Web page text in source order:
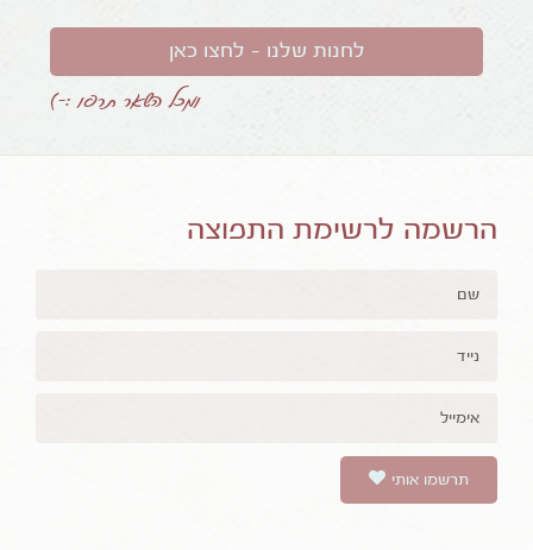
לחנות שלנו – לחצו כאן
ומכל השאר תרפו :-)
הרשמה לרשימת התפוצה
תרשמו אותי